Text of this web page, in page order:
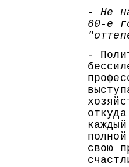
- Не
60-е
-
свою